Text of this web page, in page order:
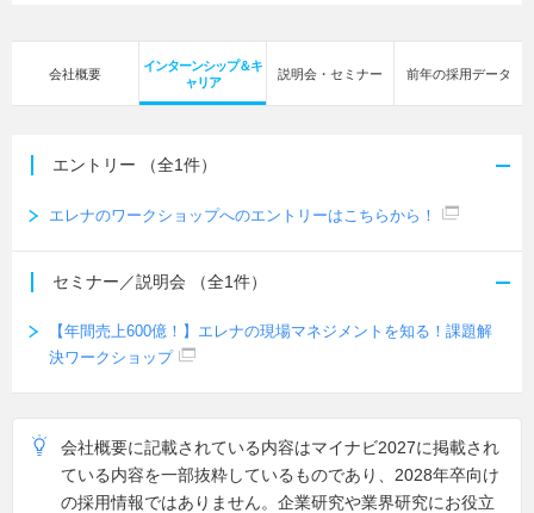
会社概要
インターンシップ＆キ
ャリア
説明会・セミナー 前年の採用データ
エントリー （全1件）
エレナのワークショップへのエントリーはこちらから！
セミナー／説明会 （全1件）
【年間売上600億！】エレナの現場マネジメントを知る！課題解
決ワークショップ
会社概要に記載されている内容はマイナビ2027に掲載され
ている内容を一部抜粋しているものであり、2028年卒向け
の採用情報ではありません。企業研究や業界研究にお役立